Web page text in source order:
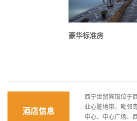
豪华标准房
酒店信息
西宁世贸宾馆位于
业心脏地带，毗邻
中心、中心广场、